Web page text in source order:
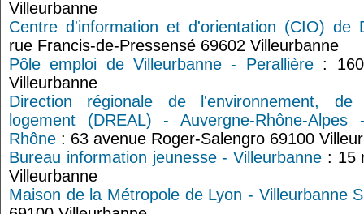
Villeurbanne
Centre d'information et d'orientation (CIO) de
rue Francis-de-Pressensé 69602 Villeurbanne
Pôle emploi de Villeurbanne - Perallière:
Villeurbanne
Direction régionale de l'environnement,
logement (DREAL) - Auvergne-Rhône-Alpes
Rhône : 63 avenue Roger-Salengro 69100
Bureau information jeunesse - Villeurbanne : 15
Villeurbanne
Maison de la Métropole de Lyon - Villeurbanne